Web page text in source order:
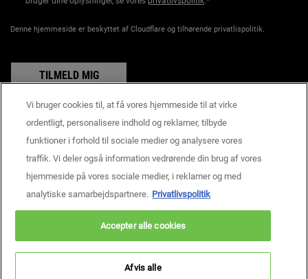
Denne hjemmeside er beskyttet af Cloudflare og tilhørende privatlispolitik.
TILMELD MIG
Producentoplysninger
KIEHL'S
14, rue Royale - 75008 Paris France
consumercare@dk.oaccare.com
KØBSBETINGELSER
Privatlivspolitik
Vi bruger cookies til, at få vores hjemmeside til at virke
ordentligt, personalisere indhold og reklamer, tilbyde
funktioner i forhold til sociale medier og analysere vores
traffik. Vi deler også information vedrørende din brug af vores
hjemmeside på vores sociale medier, i reklamer og med
analytiske samarbejdspartnere. Privatlivspolitik
Afvis alle
Accepter alle cookies